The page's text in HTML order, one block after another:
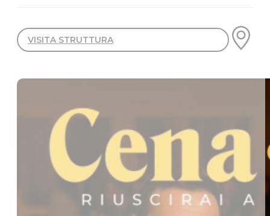
VISITA STRUTTURA